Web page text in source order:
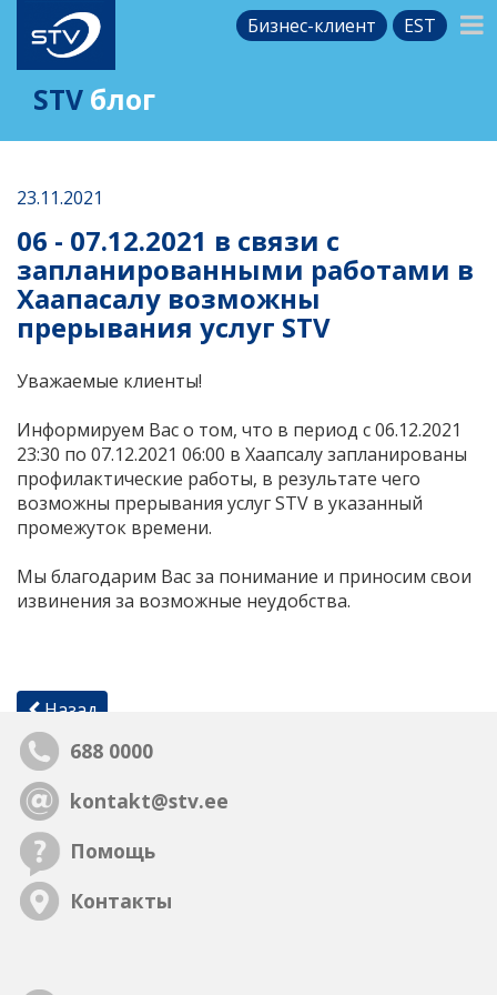
Бизнес-клиент EST
STV блог
23.11.2021
06 - 07.12.2021 в связи с
запланированными работами в
Хаапасалу возможны
прерывания услуг STV
Уважаемые клиенты!
Информируем Вас о том, что в период с 06.12.2021
23:30 по 07.12.2021 06:00 в Хаапсалу запланированы
профилактические работы, в результате чего
возможны прерывания услуг STV в указанный
промежуток времени.
Мы благодарим Вас за понимание и приносим свои
извинения за возможные неудобства.
Назад
688 0000
kontakt@stv.ee
Помощь
Контакты